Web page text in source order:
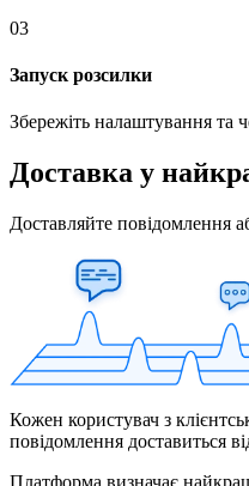
03
Запуск розсилки
Збережіть налаштування та
Доставка у
Доставляйте повідомлення
Кожен користувач з
повідомлення доставиться
Платформа визначає